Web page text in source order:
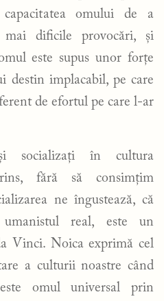
omului de a
dificile provocări, și
este supus unor forțe
destin implacabil, pe care
de efortul pe care l-ar
socializați în cultura
fără să consimțim
ne îngustează, că
umanistul real, este un
Vinci. Noica exprimă cel
a culturii noastre când
omul universal prin